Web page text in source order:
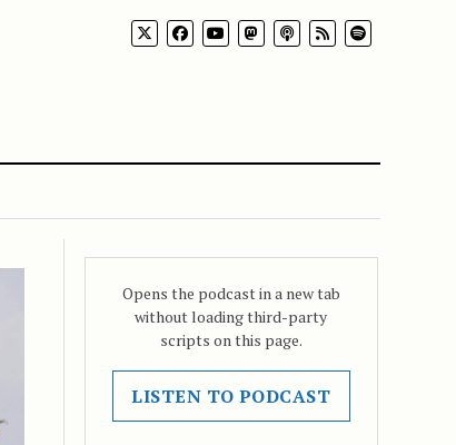
Opens the podcast in a new tab
without loading third-party
scripts on this page.
LISTEN TO PODCAST